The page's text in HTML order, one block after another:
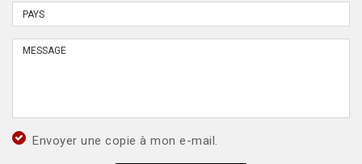
Envoyer une copie à mon e-mail.